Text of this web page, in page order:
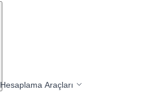
Hesaplama Araçları